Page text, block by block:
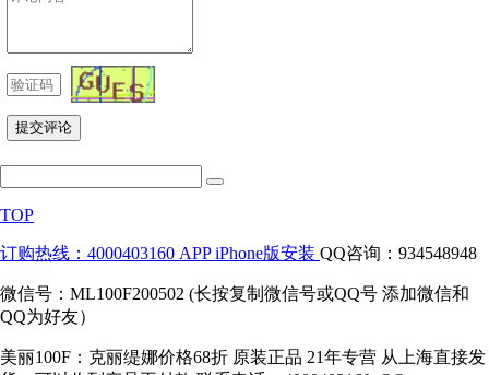
TOP
订购热线：4000403160 APP iPhone版安装 QQ咨询：934548948
微信号：ML100F200502 (长按复制微信号或QQ号 添加微信和
QQ为好友）
美丽100F：克丽缇娜价格68折 原装正品 21年专营 从上海直接发